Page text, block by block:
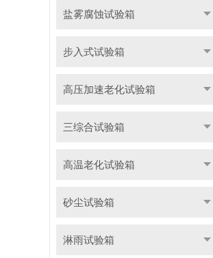
盐雾腐蚀试验箱
步入式试验箱
高压加速老化试验箱
三综合试验箱
高温老化试验箱
砂尘试验箱
淋雨试验箱